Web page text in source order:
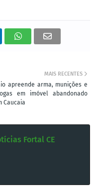
MAIS RECENTES
apreende arma, munições e
em imóvel abandonado
Caucaia
Fortal CE